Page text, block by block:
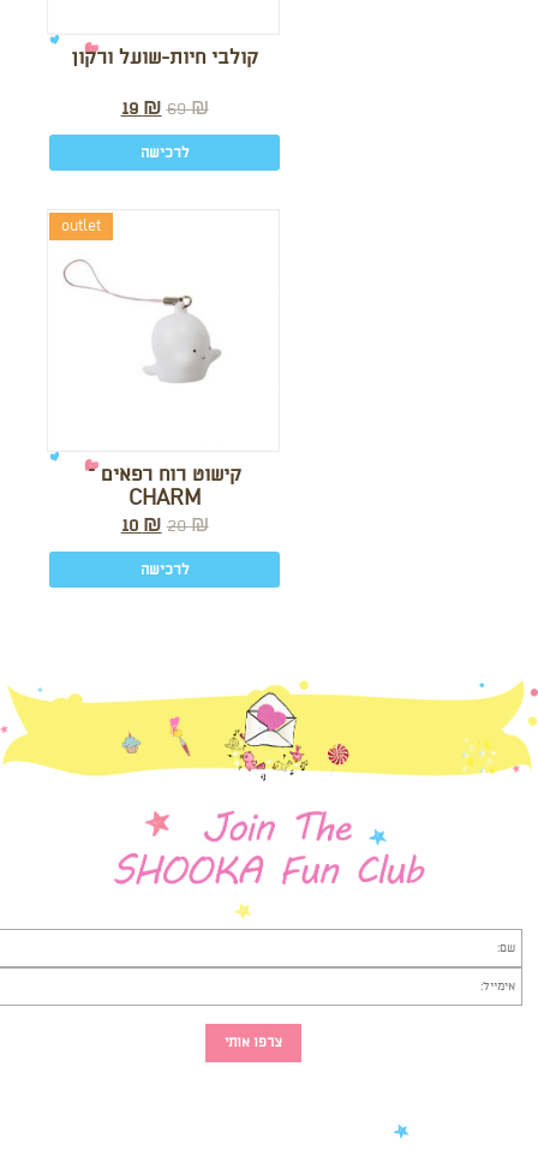
קולבי חיות-שועל ורקון
69₪
19 ₪
לרכישה
outlet
קישוט רוח רפאים –
CHARM
20₪
10 ₪
לרכישה